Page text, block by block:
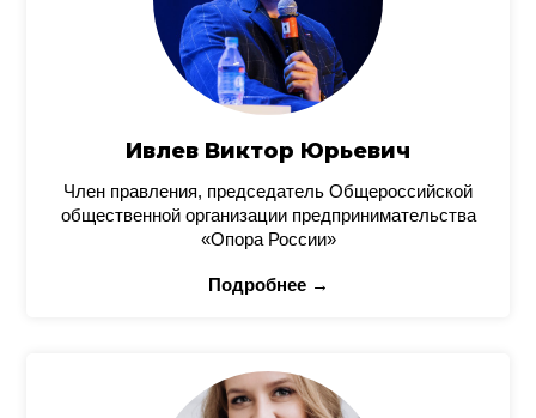
Ивлев Виктор Юрьевич
Член правления, председатель Общероссийской
общественной организации предпринимательства
«Опора России»
Подробнее →